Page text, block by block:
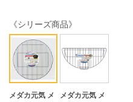
《シリーズ商品》
メダカ元気 メ
メダカ元気 メ